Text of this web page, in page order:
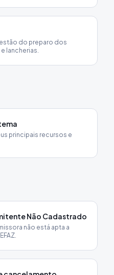
do preparo dos
lancherias.
principais recursos e
Não Cadastrado
não está apta a